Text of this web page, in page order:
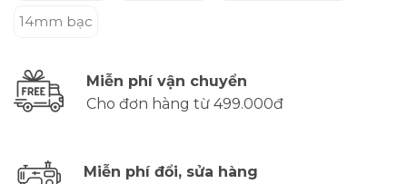
14mm bạc
Miễn phí vận chuyển
Cho đơn hàng từ 499.000đ
Miễn phí đổi, sửa hàng